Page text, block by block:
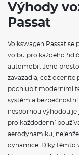
Sériové potahy
dveří v umělé kůži
16" kola z lehké
8 reproduktorů
Adaptivní
odstupu od
rychlosti a
Ambientní
Automatická
pro řidiče,
Výhody
Passat
Volkswagen Passat se
volbu pro každého
automobil. Jeho
zavazadla, což
pochlubit moderními
systém a
nespornou výhodou je
pro každodenní
aerodynamiku,
dynamice. Díky těmto